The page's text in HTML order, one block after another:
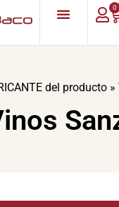
0
del producto »